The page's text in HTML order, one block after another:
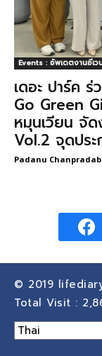
Events : อัพเดตงานอีเ
เดอะ ปาร์ค
Go Green
หมุนเวียน จัด
Vol.2 จุดปร
Padanu Chanpradab
© 2019
Total Visit :